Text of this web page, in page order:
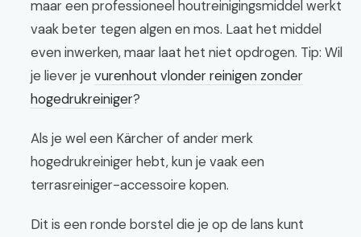
maar een professioneel houtreinigingsmiddel werkt
vaak beter tegen algen en mos. Laat het middel
even inwerken, maar laat het niet opdrogen. Tip: Wil
je liever je vurenhout vlonder reinigen zonder
hogedrukreiniger?
Als je wel een Kärcher of ander merk
hogedrukreiniger hebt, kun je vaak een
terrasreiniger-accessoire kopen.
Dit is een ronde borstel die je op de lans kunt